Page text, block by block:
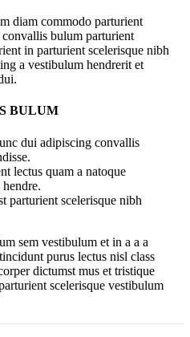
diam commodo parturient
bulum parturient
in parturient scelerisque nibh
a vestibulum hendrerit et
BULUM
dui adipiscing convallis
lectus quam a natoque
parturient scelerisque nibh
sem vestibulum et in a a a
purus lectus nisl class
dictumst mus et tristique
scelerisque vestibulum